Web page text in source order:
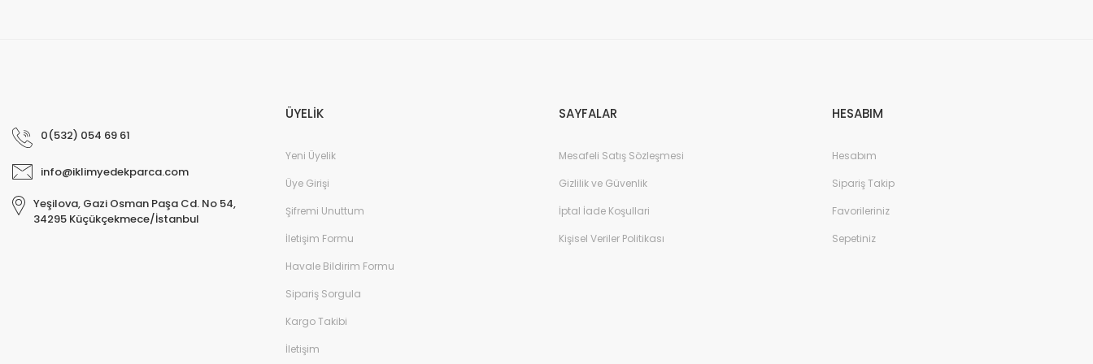
0(532) 054 69 61
info@iklimyedekparca.com
Yeşilova, Gazi Osman Paşa Cd. No 54,
34295 Küçükçekmece/İstanbul
ÜYELİK
Yeni Üyelik
Üye Girişi
Şifremi Unuttum
İletişim Formu
Havale Bildirim Formu
Sipariş Sorgula
Kargo Takibi
İletişim
SAYFALAR
Mesafeli Satış Sözleşmesi
Gizlilik ve Güvenlik
İptal İade Koşullari
Kişisel Veriler Politikası
HESABIM
Hesabım
Sipariş Takip
Favorileriniz
Sepetiniz